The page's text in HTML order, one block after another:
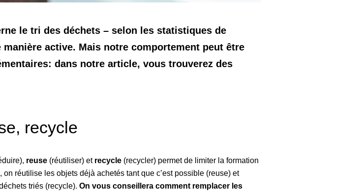
le tri des déchets – selon les statistiques de
manière active. Mais notre comportement peut être
dans notre article, vous trouverez des
recycle
reuse (réutiliser) et recycle (recycler) permet de limiter la formation
réutilise les objets déjà achetés tant que c’est possible (reuse) et
triés (recycle). On vous conseillera comment remplacer les